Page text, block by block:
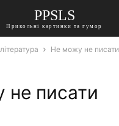
PPSLS
Прикольні картинки та гумор
література Не можу не писати
писати